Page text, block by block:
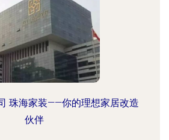
珠海家装——你的理想家居改造
伙伴